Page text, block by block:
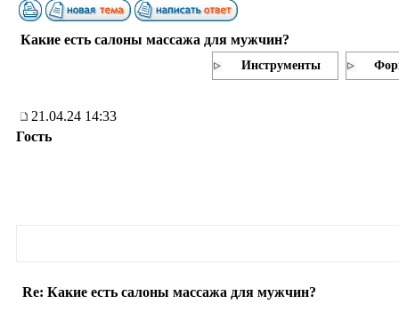
Какие есть салоны массажа для мужчин?
Инструменты
21.04.24 14:33
Гость
Re: Какие есть салоны массажа для мужчин?